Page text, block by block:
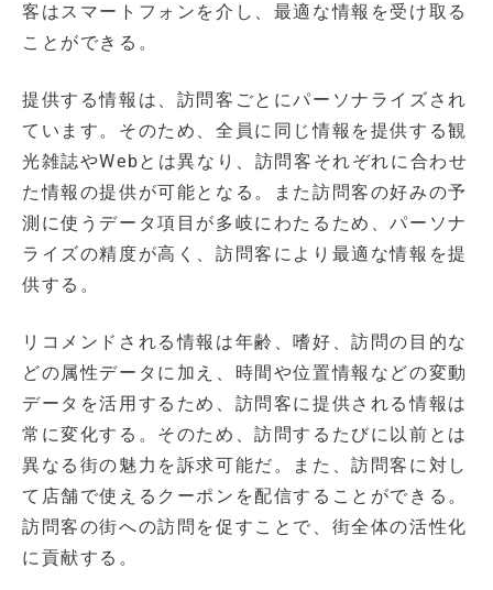
客はスマートフォンを介し、最適な情報を受け取る
ことができる。
提供する情報は、訪問客ごとにパーソナライズされ
ています。そのため、全員に同じ情報を提供する観
光雑誌やWebとは異なり、訪問客それぞれに合わせ
た情報の提供が可能となる。また訪問客の好みの予
測に使うデータ項目が多岐にわたるため、パーソナ
ライズの精度が高く、訪問客により最適な情報を提
供する。
リコメンドされる情報は年齢、嗜好、訪問の目的な
どの属性データに加え、時間や位置情報などの変動
データを活用するため、訪問客に提供される情報は
常に変化する。そのため、訪問するたびに以前とは
異なる街の魅力を訴求可能だ。また、訪問客に対し
て店舗で使えるクーポンを配信することができる。
訪問客の街への訪問を促すことで、街全体の活性化
に貢献する。